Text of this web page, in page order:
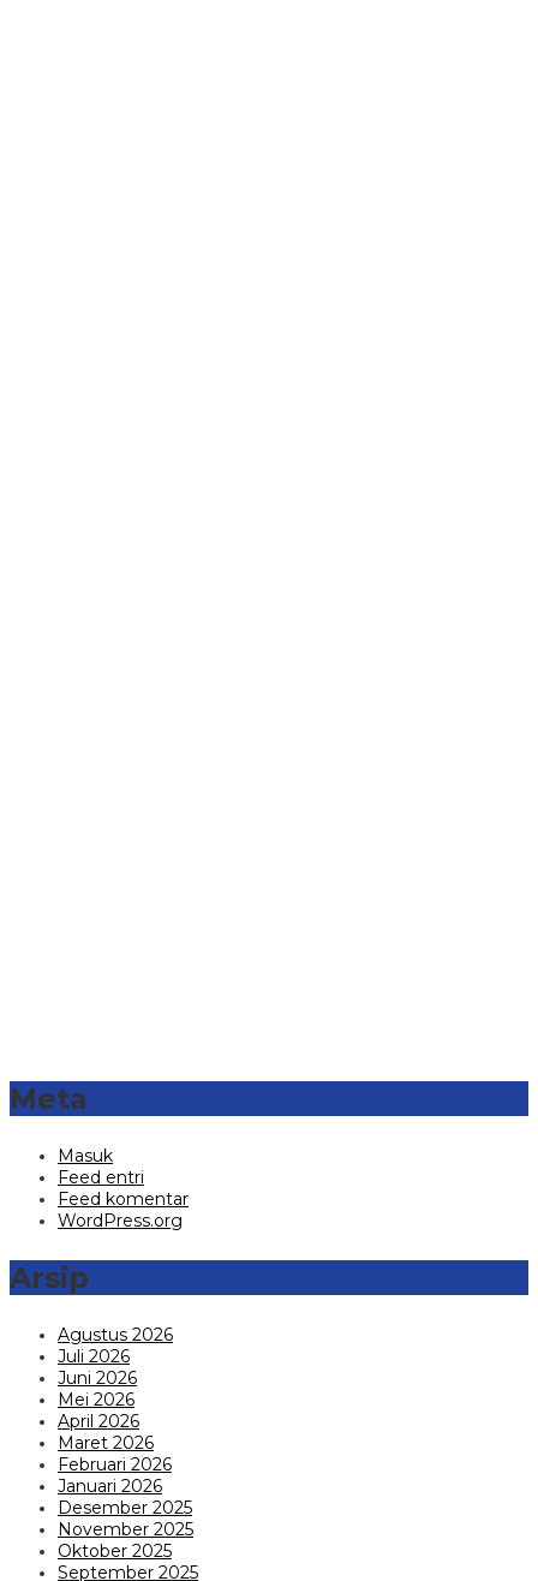
Meta
Masuk
Feed entri
Feed komentar
WordPress.org
Arsip
Agustus 2026
Juli 2026
Juni 2026
Mei 2026
April 2026
Maret 2026
Februari 2026
Januari 2026
Desember 2025
November 2025
Oktober 2025
September 2025